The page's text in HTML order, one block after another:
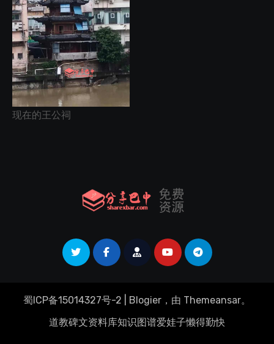
现在的王公祠
蜀ICP备15014327号-2 Blogier ，由 Themeansar。
道教碑文资料库知识图谱爱娃子懒得勤快